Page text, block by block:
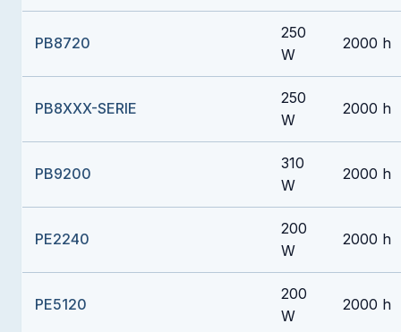
PB8720
250
W
2000 h
PB8XXX-SERIE
250
W
2000 h
PB9200
310
W
2000 h
PE2240
200
W
2000 h
PE5120
200
W
2000 h